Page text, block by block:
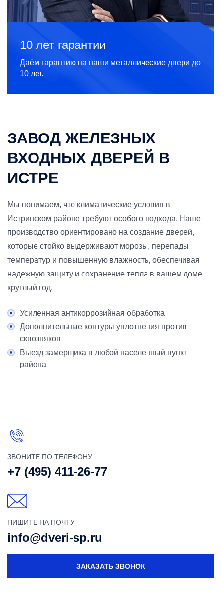
10 лет гарантии
Даём гарантию на наши металлические двери до
10 лет.
ЗАВОД ЖЕЛЕЗНЫХ
ВХОДНЫХ ДВЕРЕЙ В
ИСТРЕ
Мы понимаем, что климатические условия в
Истринском районе требуют особого подхода. Наше
производство ориентировано на создание дверей,
которые стойко выдерживают морозы, перепады
температур и повышенную влажность, обеспечивая
надежную защиту и сохранение тепла в вашем доме
круглый год.
Усиленная антикоррозийная обработка
Дополнительные контуры уплотнения против
сквозняков
Выезд замерщика в любой населенный пункт
района
ЗВОНИТЕ ПО ТЕЛЕФОНУ
+7 (495) 411-26-77
ПИШИТЕ НА ПОЧТУ
info@dveri-sp.ru
ЗАКАЗАТЬ ЗВОНОК